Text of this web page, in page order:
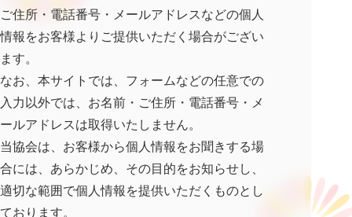
ご住所・電話番号・メールアドレスなどの個人
情報をお客様よりご提供いただく場合がござい
ます。
なお、本サイトでは、フォームなどの任意での
入力以外では、お名前・ご住所・電話番号・メ
ールアドレスは取得いたしません。
当協会は、お客様から個人情報をお聞きする場
合には、あらかじめ、その目的をお知らせし、
適切な範囲で個人情報を提供いただくものとし
ております。